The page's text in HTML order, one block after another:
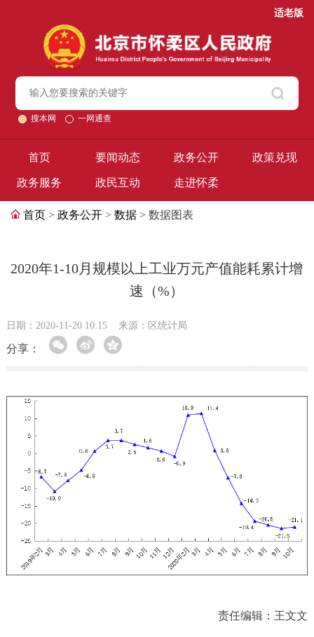
适老版
搜本网 一网通查
首页 要闻动态 政务公开 政策兑现
政务服务 政民互动 走进怀柔
首页 > 政务公开 > 数据 > 数据图表
2020年1-10月规模以上工业万元产值能耗累计增
速（%）
日期：2020-11-20 10:15 来源：区统计局
分享：
责任编辑：王文文